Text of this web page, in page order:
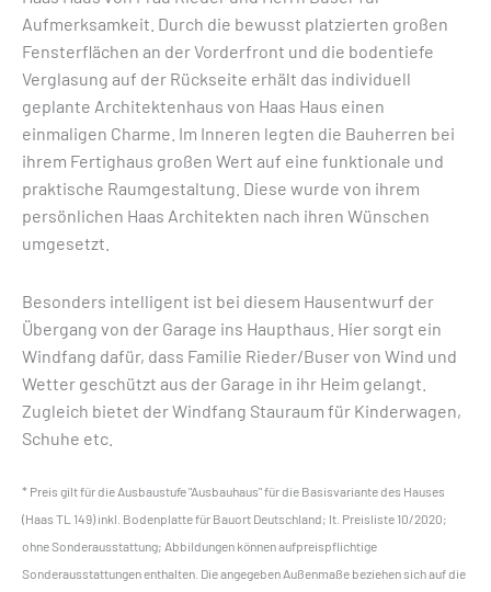
Aufmerksamkeit. Durch die bewusst platzierten großen
Fensterflächen an der Vorderfront und die bodentiefe
Verglasung auf der Rückseite erhält das individuell
geplante Architektenhaus von Haas Haus einen
einmaligen Charme. Im Inneren legten die Bauherren bei
ihrem Fertighaus großen Wert auf eine funktionale und
praktische Raumgestaltung. Diese wurde von ihrem
persönlichen Haas Architekten nach ihren Wünschen
umgesetzt.
Besonders intelligent ist bei diesem Hausentwurf der
Übergang von der Garage ins Haupthaus. Hier sorgt ein
Windfang dafür, dass Familie Rieder/Buser von Wind und
Wetter geschützt aus der Garage in ihr Heim gelangt.
Zugleich bietet der Windfang Stauraum für Kinderwagen,
Schuhe etc.
* Preis gilt für die Ausbaustufe "Ausbauhaus" für die Basisvariante des Hauses
(Haas TL 149) inkl. Bodenplatte für Bauort Deutschland; lt. Preisliste 10/2020;
ohne Sonderausstattung; Abbildungen können aufpreispflichtige
Sonderausstattungen enthalten. Die angegeben Außenmaße beziehen sich auf die